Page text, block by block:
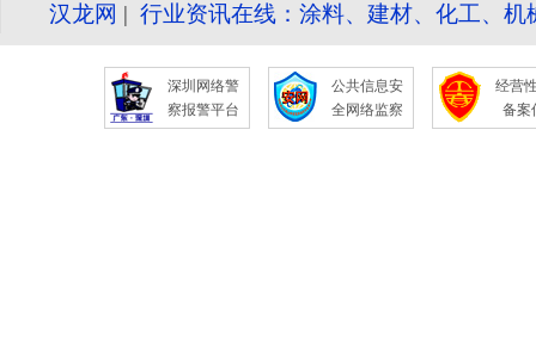
汉龙网 | 行业资讯在线：涂料、建材、化工、
深圳网络警
察报警平台
公共信息安
全网络监察
经营
备案